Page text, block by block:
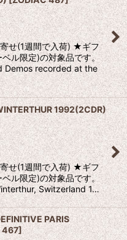
せ(1週間で入荷) ★ギフ
ル限定)の対象品です。
Demos recorded at the
1992(2CDR)
せ(1週間で入荷) ★ギフ
ル限定)の対象品です。
Switzerland 1…
PARIS
467]